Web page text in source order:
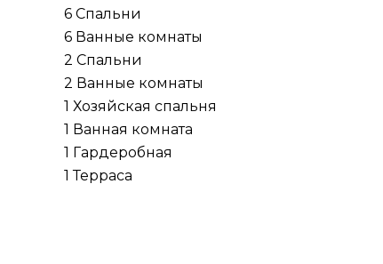
6 Спальни
6 Ванные комнаты
2 Спальни
2 Ванные комнаты
1 Хозяйская спальня
1 Ванная комната
1 Гардеробная
1 Терраса